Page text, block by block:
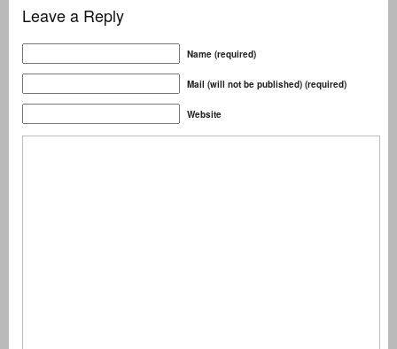
Leave a Reply
Name (required)
Mail (will not be published) (required)
Website